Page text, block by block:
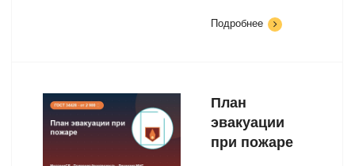
Подробнее
План
эвакуации
при пожаре